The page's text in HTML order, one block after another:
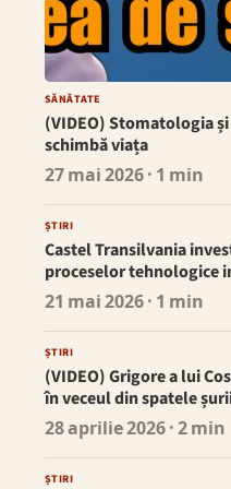
SĂNĂTATE
(VIDEO) Stomatologia
schimbă viața
27 mai 2026· 1 min
ȘTIRI
Castel Transilvania
proceselor tehnologice
21 mai 2026· 1 min
ȘTIRI
(VIDEO) Grigore a lui
în veceul din spatele
28 aprilie 2026· 2 min
ȘTIRI